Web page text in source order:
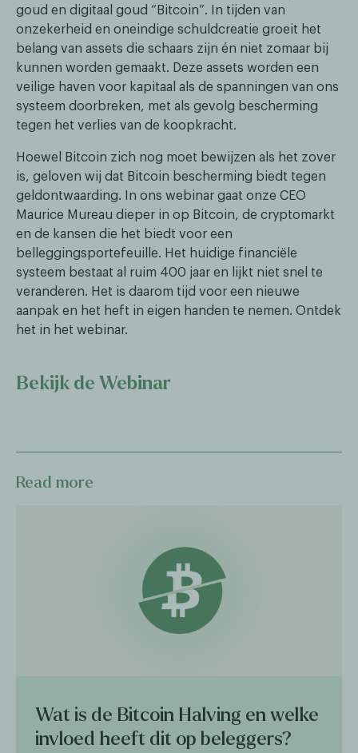
goud en digitaal goud “Bitcoin”. In tijden van
onzekerheid en oneindige schuldcreatie groeit het
belang van assets die schaars zijn én niet zomaar bij
kunnen worden gemaakt. Deze assets worden een
veilige haven voor kapitaal als de spanningen van ons
systeem doorbreken, met als gevolg bescherming
tegen het verlies van de koopkracht.
Hoewel Bitcoin zich nog moet bewijzen als het zover
is, geloven wij dat Bitcoin bescherming biedt tegen
geldontwaarding. In ons webinar gaat onze CEO
Maurice Mureau dieper in op Bitcoin, de cryptomarkt
en de kansen die het biedt voor een
belleggingsportefeuille. Het huidige financiële
systeem bestaat al ruim 400 jaar en lijkt niet snel te
veranderen. Het is daarom tijd voor een nieuwe
aanpak en het heft in eigen handen te nemen. Ontdek
het in het webinar.
Bekijk de Webinar
Read more
Wat is de Bitcoin Halving en welke
invloed heeft dit op beleggers?